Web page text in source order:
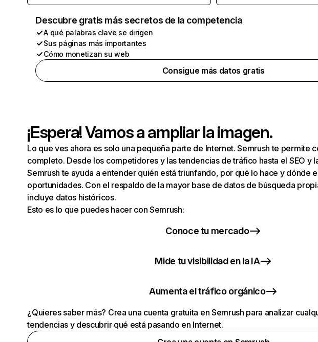
Descubre gratis más secretos de la competencia
A qué palabras clave se dirigen
Sus páginas más importantes
Cómo monetizan su web
Consigue más datos gratis
¡Espera! Vamos a ampliar la imagen.
Lo que ves ahora es solo una pequeña parte de Internet. Semrush te permite
completo. Desde los competidores y las tendencias de tráfico hasta el SEO y
Semrush te ayuda a entender quién está triunfando, por qué lo hace y dónde
oportunidades. Con el respaldo de la mayor base de datos de búsqueda
incluye datos históricos.
Esto es lo que puedes hacer con Semrush:
Conoce tu mercado
Mide tu visibilidad en la IA
Aumenta el tráfico orgánico
¿Quieres saber más? Crea una cuenta gratuita en Semrush para analizar
tendencias y descubrir qué está pasando en Internet.